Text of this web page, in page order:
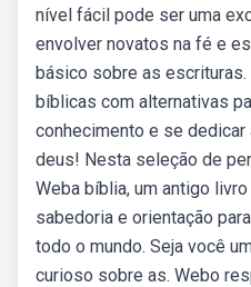
nível fácil pode ser uma
envolver novatos na fé e
básico sobre as
bíblicas com alternativas
conhecimento e se dedicar
deus! Nesta seleção de
Weba bíblia, um antigo
sabedoria e orientação
todo o mundo. Seja você
curioso sobre as. Webo